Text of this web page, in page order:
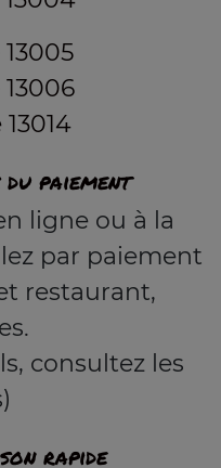
paiement
ligne ou à la
par paiement
restaurant,
consultez les
rapide